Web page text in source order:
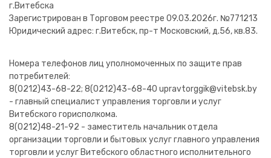
г.Витебска
Зарегистрирован в Торговом реестре 09.03.2026г. №771213
Юридический адрес: г.Витебск, пр-т Московский, д.56, кв.83.
Номера телефонов лиц уполномоченных по защите прав
потребителей:
8(0212)43-68-22; 8(0212)43-68-40 upravtorggik@vitebsk.by
- главный специалист управления торговли и услуг
Витебского горисполкома.
8(0212)48-21-92 - заместитель начальник отдела
организации торговли и бытовых услуг главного управления
торговли и услуг Витебского областного исполнительного